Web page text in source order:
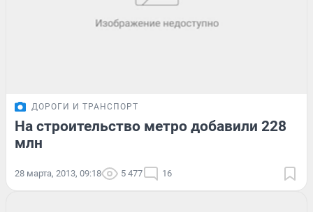
ДОРОГИ И ТРАНСПОРТ
На строительство метро добавили 228
млн
28 марта, 2013, 09:18 5 477 16